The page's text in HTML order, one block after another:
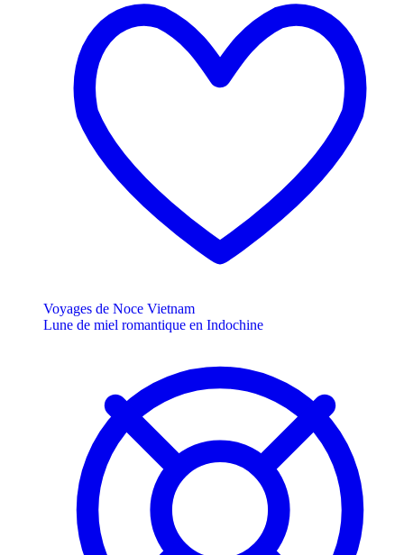
Voyages de Noce Vietnam
Lune de miel romantique en Indochine